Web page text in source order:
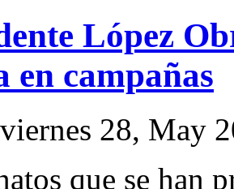
López
en campañas
viernes 28, May
que se han